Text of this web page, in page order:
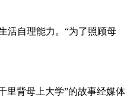
活自理能力。“为了照顾母
里背母上大学”的故事经媒体